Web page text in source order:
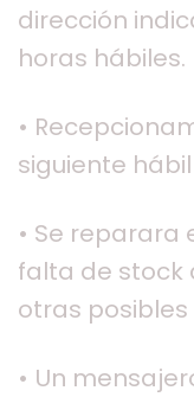
dirección
horas hábiles.
•
siguiente
• Se
falta de stock
otras
• Un